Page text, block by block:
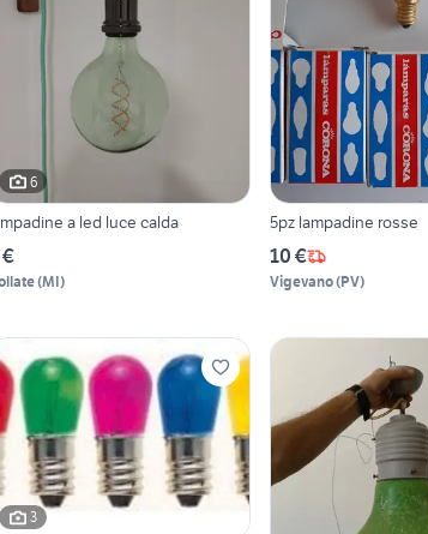
6
a led luce calda
(MI)
5pz lampadine rosse
10 €
Vigevano(PV)
3